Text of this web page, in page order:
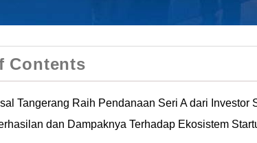
Contents
Tangerang Raih Pendanaan Seri A dari Investor
dan Dampaknya Terhadap Ekosistem